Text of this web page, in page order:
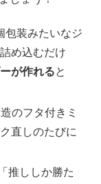
包装みたいなジ
め込むだけ
が作れると
のフタ付きミ
直しのたびに
推ししか勝た